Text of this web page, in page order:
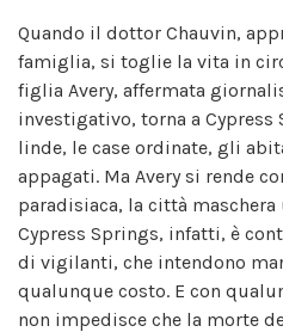
Quando il dottor Chauvin,
famiglia, si toglie la vita in
figlia Avery, affermata
investigativo, torna a Cypress
linde, le case ordinate, gli
appagati. Ma Avery si rende
paradisiaca, la città
Cypress Springs, infatti, è
di vigilanti, che intendono
qualunque costo. E con
non impedisce che la morte